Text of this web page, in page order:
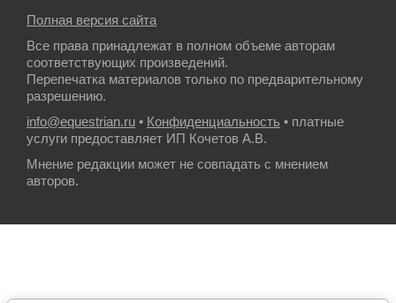
Полная версия сайта
Все права принадлежат в полном объеме авторам
соответствующих произведений.
Перепечатка материалов только по предварительному
разрешению.
info@equestrian.ru • Конфиденциальность • платные
услуги предоставляет ИП Кочетов А.В.
Мнение редакции может не совпадать с мнением
авторов.